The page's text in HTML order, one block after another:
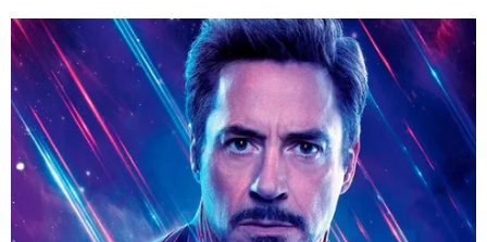
CELEBRITIES
PASATIEMPOS
INFLUENCERS
SPOILER US